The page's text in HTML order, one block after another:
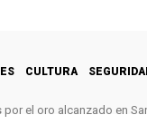
CULTURA
el oro alcanzado en